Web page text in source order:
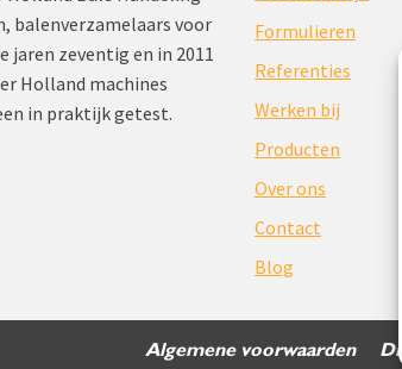
balenverzamelaars voor
jaren zeventig en in 2011
Holland machines
in praktijk getest.
Formulieren
Referenties
Werken bij
Producten
Over ons
Contact
Blog
Algemene voorwaarden